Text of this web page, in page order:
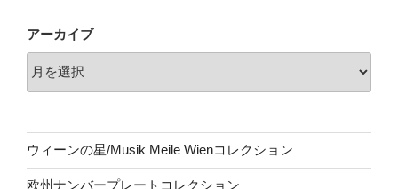
アーカイブ
ウィーンの星/Musik Meile Wienコレクション
欧州ナンバープレートコレクション